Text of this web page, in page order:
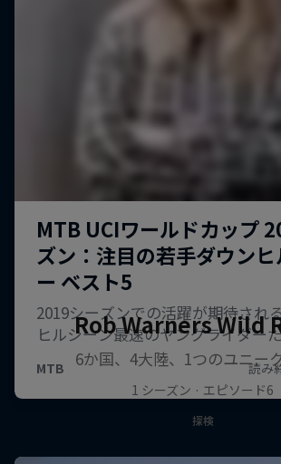
Rob Warner’s Wild
6か国、4大陸、1つのユニー
1 シーズン · エピソード6
探検